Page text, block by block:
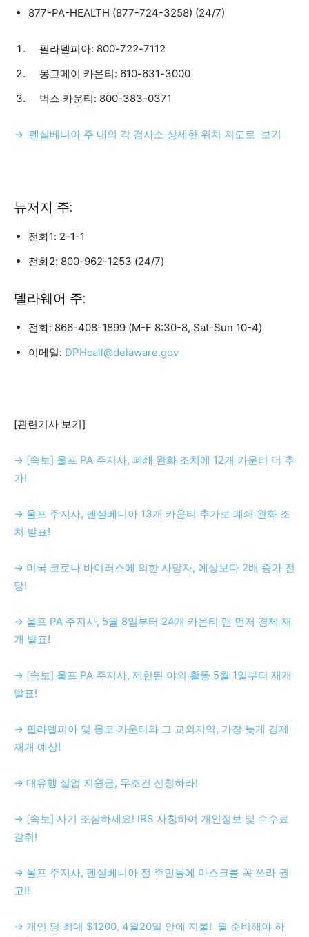
877-PA-HEALTH (877-724-3258) (24/7)
필라델피아: 800-722-7112
몽고메이 카운티: 610-631-3000
벅스 카운티: 800-383-0371
→ 펜실베니아 주 내의 각 검사소 상세한 위치 지도로 보기
뉴저지 주:
전화1: 2-1-1
전화2: 800-962-1253 (24/7)
델라웨어 주:
전화: 866-408-1899 (M-F 8:30-8, Sat-Sun 10-4)
이메일: DPHcall@delaware.gov
[관련기사 보기]
→ [속보] 울프 PA 주지사, 폐쇄 완화 조치에 12개 카운티 더 추
가!
→ 울프 주지사, 펜실베니아 13개 카운티 추가로 폐쇄 완화 조
치 발표!
→ 미국 코로나 바이러스에 의한 사망자, 예상보다 2배 증가 전
망!
→ 울프 PA 주지사, 5월 8일부터 24개 카운티 맨 먼저 경제 재
개 발표!
→ [속보] 울프 PA 주지사, 제한된 야외 활동 5월 1일부터 재개
발표!
→ 필라델피아 및 몽코 카운티와 그 교외지역, 가장 늦게 경제
재개 예상!
→ 대유행 실업 지원금, 무조건 신청하라!
→ [속보] 사기 조심하세요! IRS 사칭하여 개인정보 및 수수료
갈취!
→ 울프 주지사, 펜실베니아 전 주민들에 마스크를 꼭 쓰라 권
고!!
→ 개인 당 최대 $1200, 4월20일 안에 지불! 뭘 준비해야 하